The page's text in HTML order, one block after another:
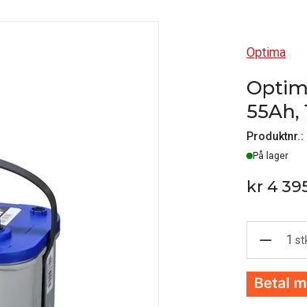
Optima
55Ah,
Produktnr.:
Lager
På lager
kr 4
1